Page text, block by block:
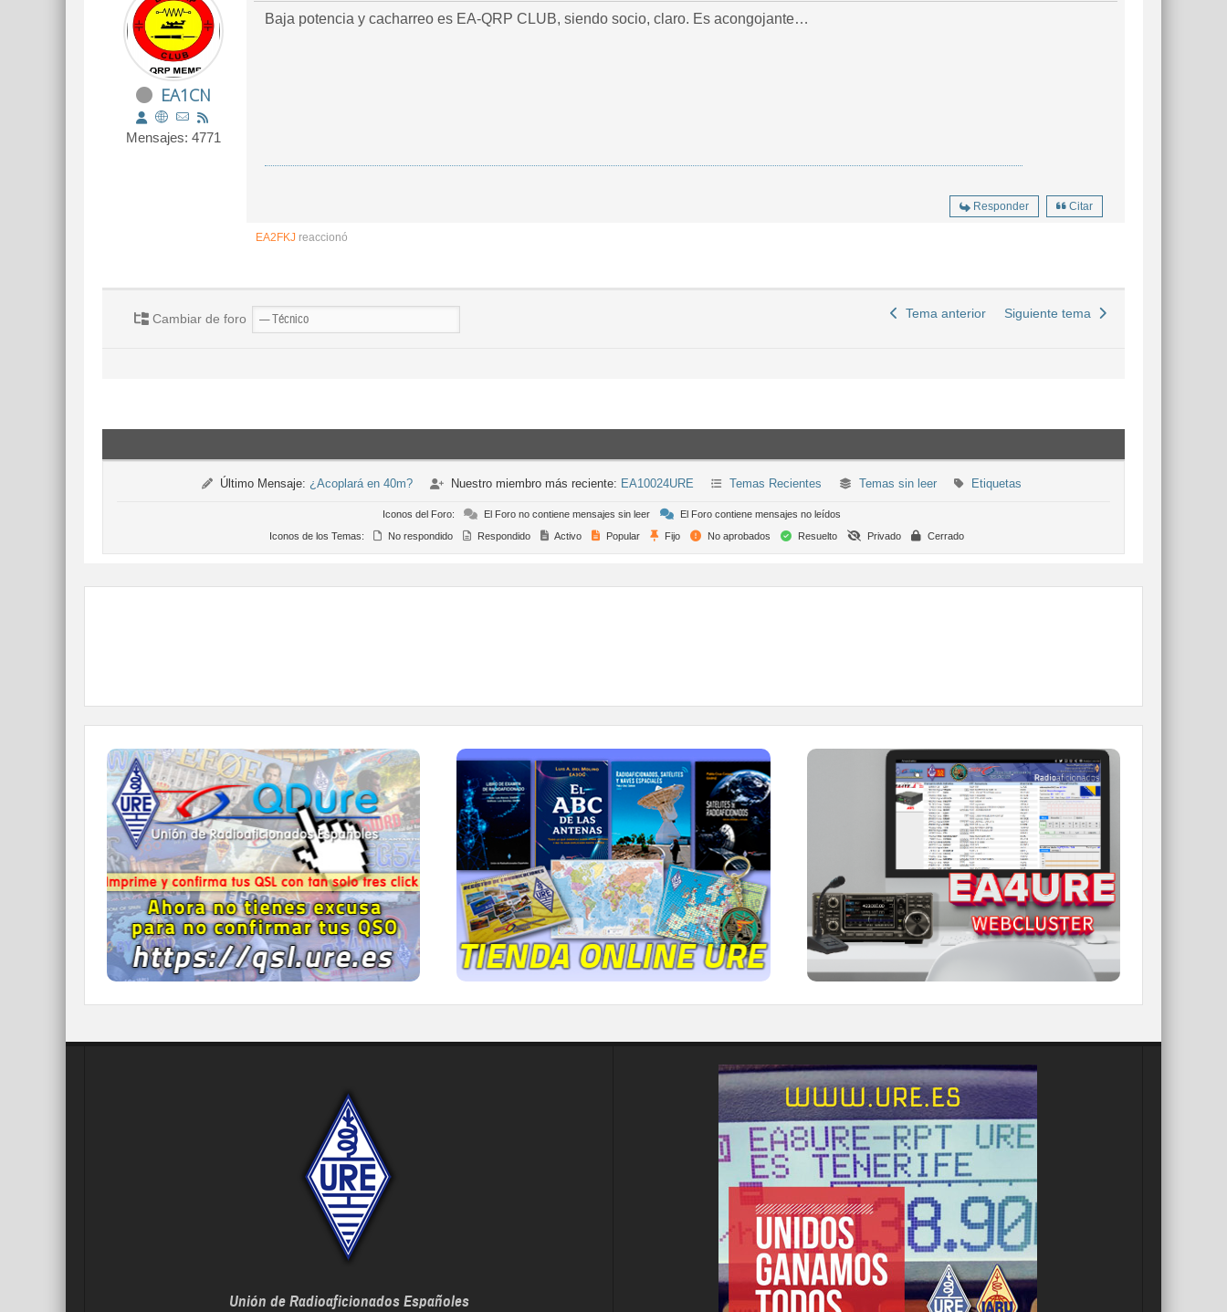
EA1CN
Mensajes: 4771
Baja potencia y cacharreo es EA-QRP CLUB, siendo socio, claro. Es acongojante…
Responder Citar
EA2FKJ reaccionó
Cambiar de foro Tema anterior Siguiente tema
Último Mensaje: ¿Acoplará en 40m? Nuestro miembro más reciente: EA10024URE Temas Recientes Temas sin leer Etiquetas
Iconos del Foro: El Foro no contiene mensajes sin leer
El Foro contiene mensajes no leídos
Iconos de los Temas:
No respondido Respondido Activo Popular Fijo No aprobados Resuelto Privado Cerrado
QDURE - https://qsl.ure.es
Imprime y confirma tus QSL en tan solo tres
click.
Nunca fue tan fácil y cómodo
el confirmar tus contactos.
IR A QDURE
TIENDA ONLINE URE
Publicaciones, mapas, polos, camisetas,
gorras, tazas, forros polares y mucho más...
IR A LA TIENDA DE URE
WEBCLUSTER EA4URE
Conoce el nuevo WebCluster de URE,
ahora con nuevos filtros e información y
compatible con GDURE
IR A WEBCLUSTER
Unión de Radioaficionados Españoles